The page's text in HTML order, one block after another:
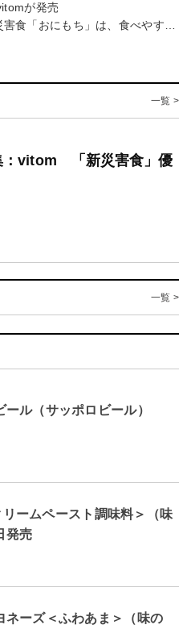
が発売
食「おにもち」は、食べやす…
一覧 >
：vitom 「新災害食」優
一覧 >
ル（サッポロビール）
ームペースト調味料＞（味
発売
ーズ＜ふわあま＞（味の